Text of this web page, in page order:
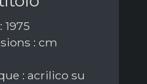
1975
: cm
: acrilico su